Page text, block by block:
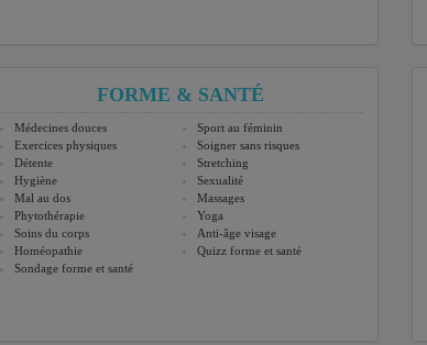
FORME & SANTÉ
Médecines douces
Sport au féminin
Exercices physiques
Soigner sans risques
Détente
Stretching
Hygiène
Sexualité
Mal au dos
Massages
Phytothérapie
Yoga
Soins du corps
Anti-âge visage
Homéopathie
Quizz forme et santé
Sondage forme et santé